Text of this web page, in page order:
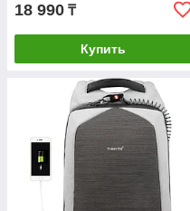
18 990 ₸
Купить